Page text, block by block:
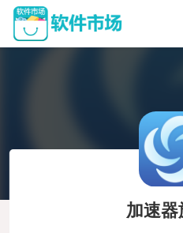
加速